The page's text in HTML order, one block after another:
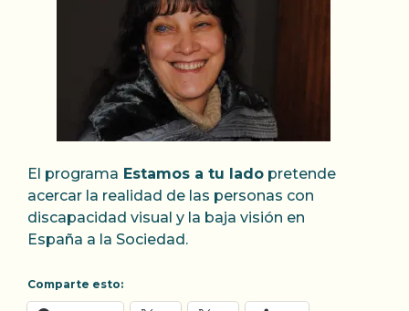
El programa Estamos a tu lado pretende
acercar la realidad de las personas con
discapacidad visual y la baja visión en
España a la Sociedad.
Comparte esto: